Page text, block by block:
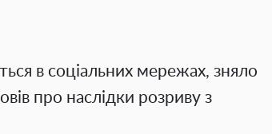
в соціальних мережах, зняло
про наслідки розриву з